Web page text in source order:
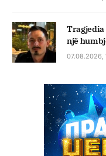
Tragjedia
një
07.08.2026,